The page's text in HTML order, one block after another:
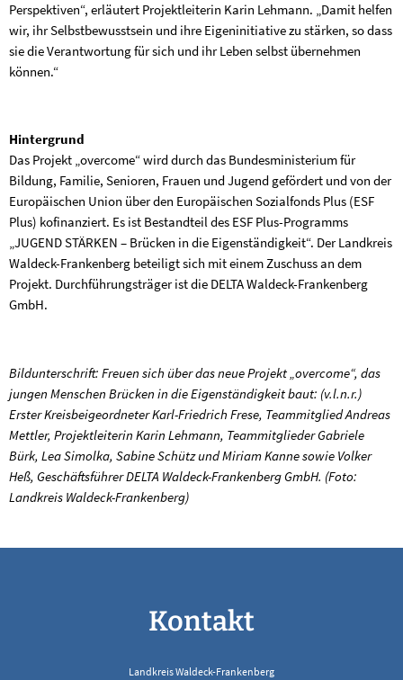
Perspektiven“, erläutert Projektleiterin Karin Lehmann. „Damit helfen
wir, ihr Selbstbewusstsein und ihre Eigeninitiative zu stärken, so dass
sie die Verantwortung für sich und ihr Leben selbst übernehmen
können.“
Hintergrund
Das Projekt „overcome“ wird durch das Bundesministerium für
Bildung, Familie, Senioren, Frauen und Jugend gefördert und von der
Europäischen Union über den Europäischen Sozialfonds Plus (ESF
Plus) kofinanziert. Es ist Bestandteil des ESF Plus-Programms
„JUGEND STÄRKEN – Brücken in die Eigenständigkeit“. Der Landkreis
Waldeck-Frankenberg beteiligt sich mit einem Zuschuss an dem
Projekt. Durchführungsträger ist die DELTA Waldeck-Frankenberg
GmbH.
Bildunterschrift: Freuen sich über das neue Projekt „overcome“, das
jungen Menschen Brücken in die Eigenständigkeit baut: (v.l.n.r.)
Erster Kreisbeigeordneter Karl-Friedrich Frese, Teammitglied Andreas
Mettler, Projektleiterin Karin Lehmann, Teammitglieder Gabriele
Bürk, Lea Simolka, Sabine Schütz und Miriam Kanne sowie Volker
Heß, Geschäftsführer DELTA Waldeck-Frankenberg GmbH. (Foto:
Landkreis Waldeck-Frankenberg)
Kontakt
Landkreis Waldeck-Frankenberg